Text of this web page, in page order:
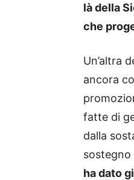
là della
che
Un’altra
ancora
fatte di
dalla
sostegno
ha dato